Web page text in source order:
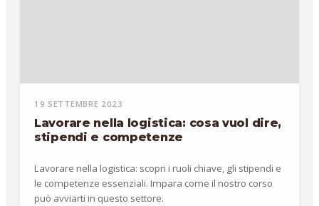
19 SETTEMBRE 2023
Lavorare nella logistica: cosa vuol dire,
stipendi e competenze
Lavorare nella logistica: scopri i ruoli chiave, gli stipendi e
le competenze essenziali. Impara come il nostro corso
può avviarti in questo settore.